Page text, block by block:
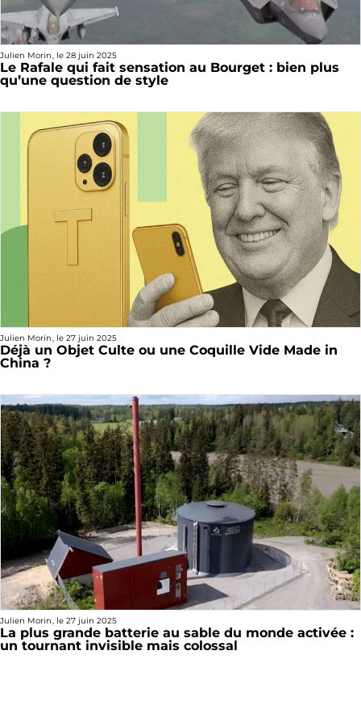
Julien Morin, le 28 juin 2025
Le Rafale qui fait sensation au Bourget : bien plus
qu’une question de style
Julien Morin, le 27 juin 2025
Déjà un Objet Culte ou une Coquille Vide Made in
China ?
Julien Morin, le 27 juin 2025
La plus grande batterie au sable du monde activée :
un tournant invisible mais colossal